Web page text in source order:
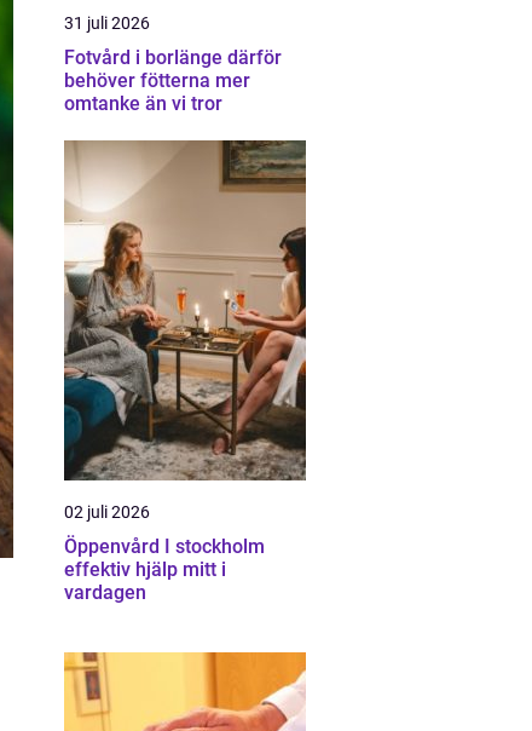
31 juli 2026
Fotvård i borlänge därför
behöver fötterna mer
omtanke än vi tror
02 juli 2026
Öppenvård I stockholm
effektiv hjälp mitt i
vardagen